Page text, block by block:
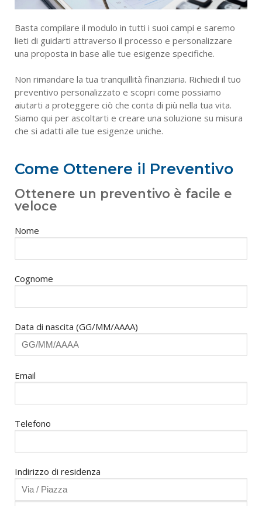
Copertura Assicurativa Aziendale
Fideiussioni
Donazioni Immobiliari
Polizza Viaggi
Polizza Vita Caso Morte
RCA Storica
Basta compilare il modulo in tutti i suoi campi e saremo
lieti di guidarti attraverso il processo e personalizzare
una proposta in base alle tue esigenze specifiche.
Non rimandare la tua tranquillità finanziaria. Richiedi il tuo
preventivo personalizzato e scopri come possiamo
aiutarti a proteggere ciò che conta di più nella tua vita.
Siamo qui per ascoltarti e creare una soluzione su misura
che si adatti alle tue esigenze uniche.
Come Ottenere il Preventivo
Ottenere un preventivo è facile e
veloce
Nome
Cognome
Data di nascita (GG/MM/AAAA)
Email
Telefono
Indirizzo di residenza